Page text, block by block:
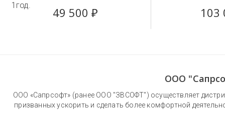
1год.
49 500 ₽ 103
ООО
ООО «Сапрсофт» (ранее ООО "ЗВСОФТ") осуществляет
призванных ускорить и сделать более комфортной